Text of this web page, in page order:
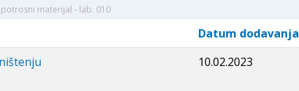
materijal - lab. 010
Datum dodavanja
10.02.2023